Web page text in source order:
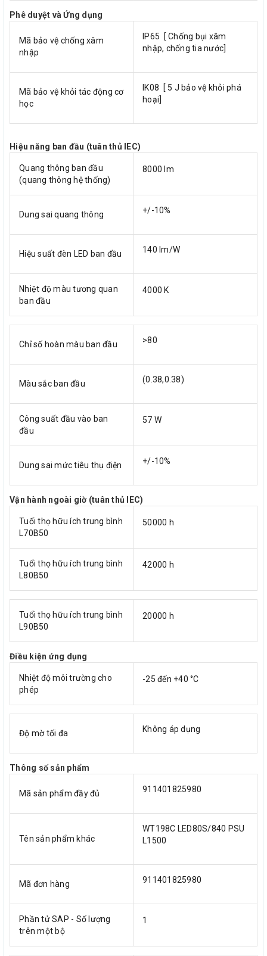
Phê duyệt và Ứng dụng
Mã bảo vệ chống xâm
nhập
IP65 [ Chống bụi xâm
nhập, chống tia nước]
Mã bảo vệ khỏi tác động cơ
học
IK08 [ 5 J bảo vệ khỏi phá
hoại]
Hiệu năng ban đầu (tuân thủ IEC)
Quang thông ban đầu
(quang thông hệ thống)
8000 lm
Dung sai quang thông +/-10%
Hiệu suất đèn LED ban đầu 140 lm/W
Nhiệt độ màu tương quan
ban đầu
4000 K
Chỉ số hoàn màu ban đầu >80
Màu sắc ban đầu (0.38,0.38)
Công suất đầu vào ban
đầu
57 W
Dung sai mức tiêu thụ điện +/-10%
Vận hành ngoài giờ (tuân thủ IEC)
Tuổi thọ hữu ích trung bình
L70B50
50000 h
Tuổi thọ hữu ích trung bình
L80B50
42000 h
Tuổi thọ hữu ích trung bình
L90B50
20000 h
Điều kiện ứng dụng
Nhiệt độ môi trường cho
phép
-25 đến +40 °C
Độ mờ tối đa Không áp dụng
Thông số sản phẩm
Mã sản phẩm đầy đủ 911401825980
Tên sản phẩm khác
WT198C LED80S/840 PSU
L1500
Mã đơn hàng 911401825980
Phần tử SAP - Số lượng
trên một bộ
1